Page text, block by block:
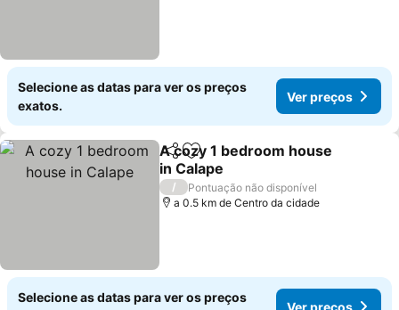
Selecione as datas para ver os preços
exatos.
Ver preços
PartilharAdicionar aos favoritos
A cozy 1 bedroom house
in Calape
Ver preços
/
Pontuação não disponível
a 0.5 km de Centro da cidade
Selecione as datas para ver os preços
Ver preços